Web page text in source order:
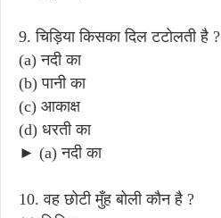
9. चिड़िया किसका दिल टटोलती है ?
(a) नदी का
(b) पानी का
(c) आकाक्ष
(d) धरती का
► (a) नदी का
10. वह छोटी मुँह बोली कौन है ?